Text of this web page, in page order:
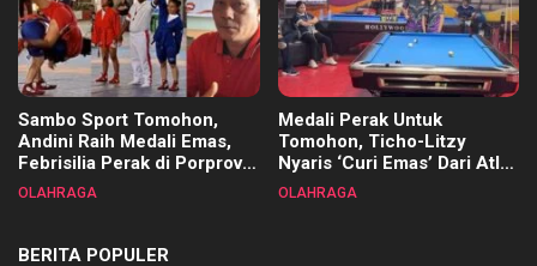
Sambo Sport Tomohon,
Andini Raih Medali Emas,
Febrisilia Perak di Porprov
Sulut 2025
OLAHRAGA
Medali Perak Untuk
Tomohon, Ticho-Litzy
Nyaris ‘Curi Emas’ Dari Atlet
Biliar PON di Porprov Sulut
OLAHRAGA
BERITA POPULER